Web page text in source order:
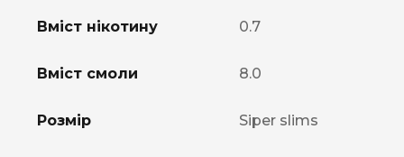
Вміст нікотину 0.7
Вміст смоли 8.0
Розмір Siper slims